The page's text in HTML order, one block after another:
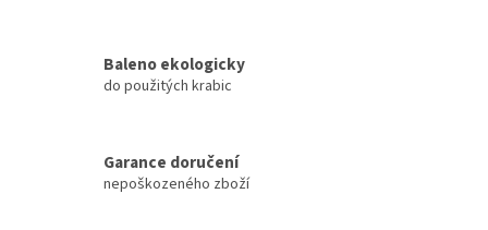
Baleno ekologicky
do použitých krabic
Garance doručení
nepoškozeného zboží